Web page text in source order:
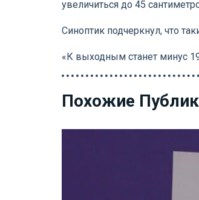
увеличиться до 45
Синоптик подчеркнул, что
«К выходным станет минус
Похожие